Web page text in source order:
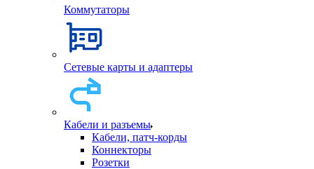
Коммутаторы
Сетевые карты и адаптеры
Кабели и разъемы
Кабели, патч-корды
Коннекторы
Розетки